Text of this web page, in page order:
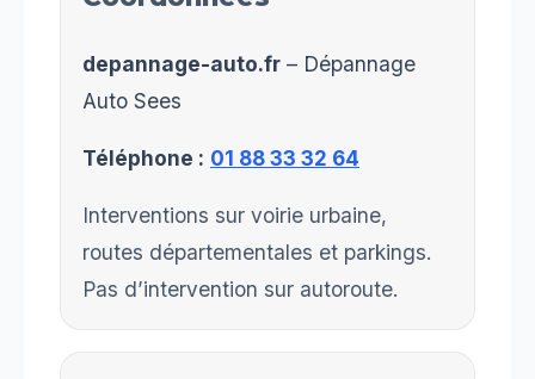
depannage-auto.fr – Dépannage
Auto Sees
Téléphone : 01 88 33 32 64
Interventions sur voirie urbaine,
routes départementales et parkings.
Pas d’intervention sur autoroute.